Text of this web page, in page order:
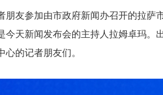
朋友参加由市政府新闻办召开的拉萨
今天新闻发布会的主持人拉姆卓玛。
心的记者朋友们。